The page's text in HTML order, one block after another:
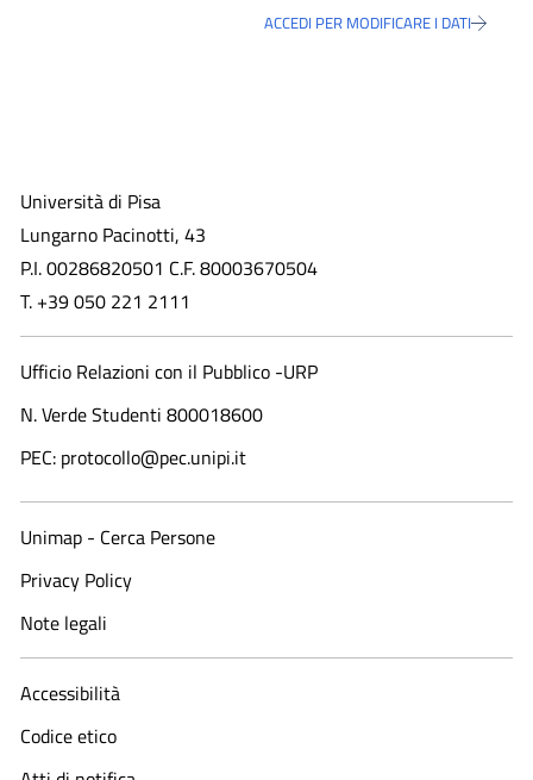
ACCEDI PER MODIFICARE I DATI
Università di Pisa
Lungarno Pacinotti, 43
P.I. 00286820501 C.F. 80003670504
T. +39 050 221 2111
Ufficio Relazioni con il Pubblico -URP
N. Verde Studenti 800018600​
PEC: protocollo@pec.unipi.it
Unimap - Cerca Persone
Privacy Policy
Note legali
Accessibilità
Codice etico